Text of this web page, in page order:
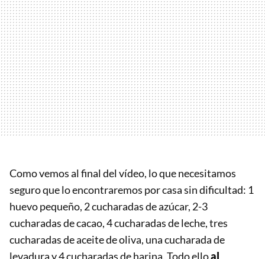
Como vemos al final del vídeo, lo que necesitamos
seguro que lo encontraremos por casa sin dificultad: 1
huevo pequeño, 2 cucharadas de azúcar, 2-3
cucharadas de cacao, 4 cucharadas de leche, tres
cucharadas de aceite de oliva, una cucharada de
levadura y 4 cucharadas de harina. Todo elloal